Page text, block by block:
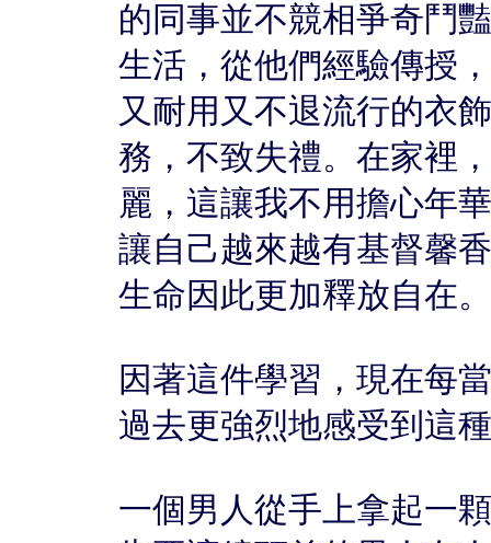
的同事並不競相爭奇鬥
生活，從他們經驗傳授
又耐用又不退流行的衣
務，不致失禮。在家裡
麗，這讓我不用擔心年
讓自己越來越有基督馨
生命因此更加釋放自在。
因著這件學習，現在每
過去更強烈地感受到這
一個男人從手上拿起一